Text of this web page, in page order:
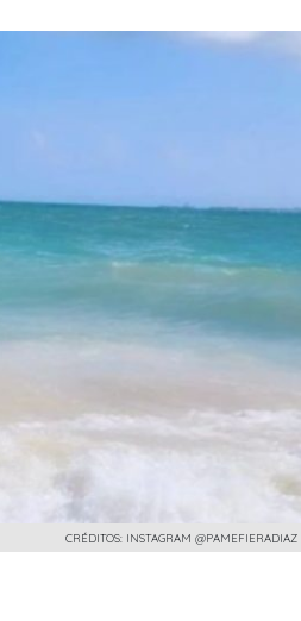
CRÉDITOS: INSTAGRAM @PAMEFIERADIAZ